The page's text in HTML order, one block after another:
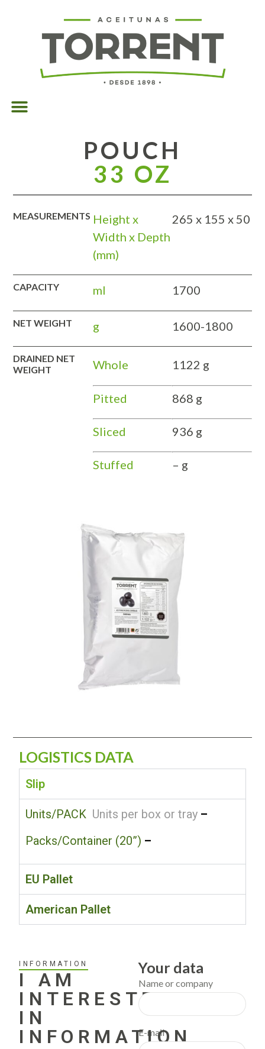
POUCH
33 OZ
MEASUREMENTS Height x
Width x Depth
(mm)
265 x 155 x 50
CAPACITY ml 1700
NET WEIGHT g 1600-1800
DRAINED NET
WEIGHT
Whole
Pitted
Sliced
Stuffed
1122 g
868 g
936 g
– g
LOGISTICS DATA
Slip
Units/PACK Units per box or tray –
Packs/Container (20”) –
EU Pallet
American Pallet
INFORMATION
I AM
INTERESTED
IN
INFORMATION
Your data
Name or company
E-mail